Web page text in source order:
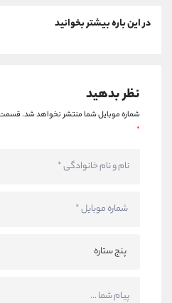
در این باره بیشتر بخوانید
نظر بدهید
شماره موبایل شما منتشر نخواهد شد.قسمت
*